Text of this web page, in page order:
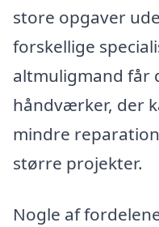
store opgaver
forskellige
altmuligmand får
håndværker, der
mindre
større projekter.
Nogle af